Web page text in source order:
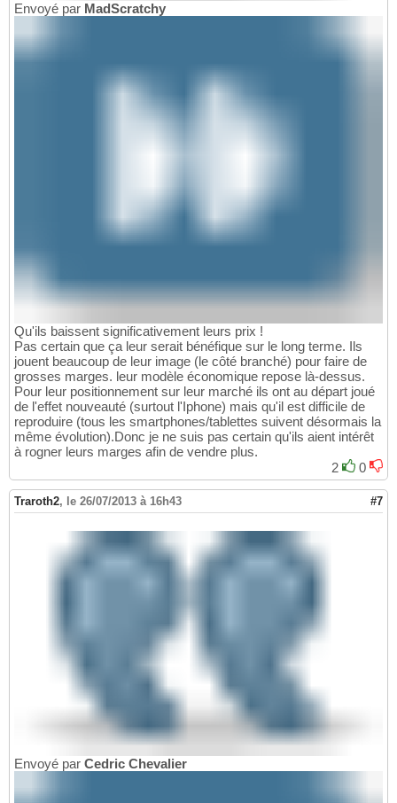
Envoyé par MadScratchy
Qu'ils baissent significativement leurs prix !
Pas certain que ça leur serait bénéfique sur le long terme. Ils
jouent beaucoup de leur image (le côté branché) pour faire de
grosses marges. leur modèle économique repose là-dessus.
Pour leur positionnement sur leur marché ils ont au départ joué
de l'effet nouveauté (surtout l'Iphone) mais qu'il est difficile de
reproduire (tous les smartphones/tablettes suivent désormais la
même évolution).Donc je ne suis pas certain qu'ils aient intérêt
à rogner leurs marges afin de vendre plus.
2
0
Traroth2, le 26/07/2013 à 16h43 #7
Envoyé par Cedric Chevalier